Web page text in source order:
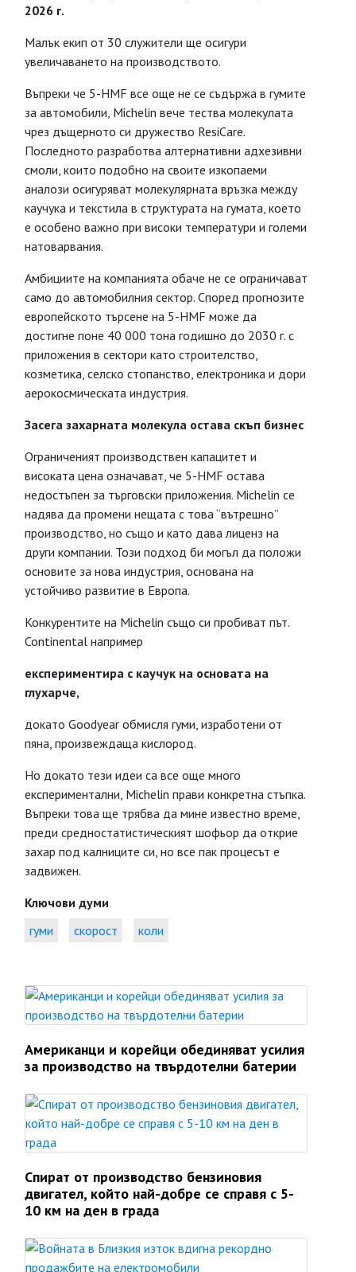
2026 г.
Малък екип от 30 служители ще осигури
увеличаването на производството.
Въпреки че 5-HMF все още не се съдържа в гумите
за автомобили, Michelin вече тества молекулата
чрез дъщерното си дружество ResiCare.
Последното разработва алтернативни адхезивни
смоли, които подобно на своите изкопаеми
аналози осигуряват молекулярната връзка между
каучука и текстила в структурата на гумата, което
е особено важно при високи температури и големи
натоварвания.
Амбициите на компанията обаче не се ограничават
само до автомобилния сектор. Според прогнозите
европейското търсене на 5-HMF може да
достигне поне 40 000 тона годишно до 2030 г. с
приложения в сектори като строителство,
козметика, селско стопанство, електроника и дори
аерокосмическата индустрия.
Засега захарната молекула остава скъп бизнес
Ограниченият производствен капацитет и
високата цена означават, че 5-HMF остава
недостъпен за търговски приложения. Michelin се
надява да промени нещата с това “вътрешно”
производство, но също и като дава лиценз на
други компании. Този подход би могъл да положи
основите за нова индустрия, основана на
устойчиво развитие в Европа.
Конкурентите на Michelin също си пробиват път.
Continental например
експериментира с каучук на основата на
глухарче,
докато Goodyear обмисля гуми, изработени от
пяна, произвеждаща кислород.
Но докато тези идеи са все още много
експериментални, Michelin прави конкретна стъпка.
Въпреки това ще трябва да мине известно време,
преди средностатистическият шофьор да открие
захар под калниците си, но все пак процесът е
задвижен.
Ключови думи
гуми
скорост коли
Американци и корейци обединяват усилия
за производство на твърдотелни батерии
Спират от производство бензиновия
двигател, който най-добре се справя с 5-
10 км на ден в града